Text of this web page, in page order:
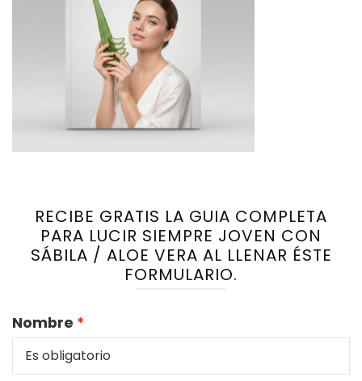
RECIBE GRATIS LA GUIA COMPLETA
PARA LUCIR SIEMPRE JOVEN CON
SÁBILA / ALOE VERA AL LLENAR ÉSTE
FORMULARIO.
Nombre